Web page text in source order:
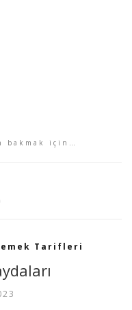
bakmak için…
Tarifleri